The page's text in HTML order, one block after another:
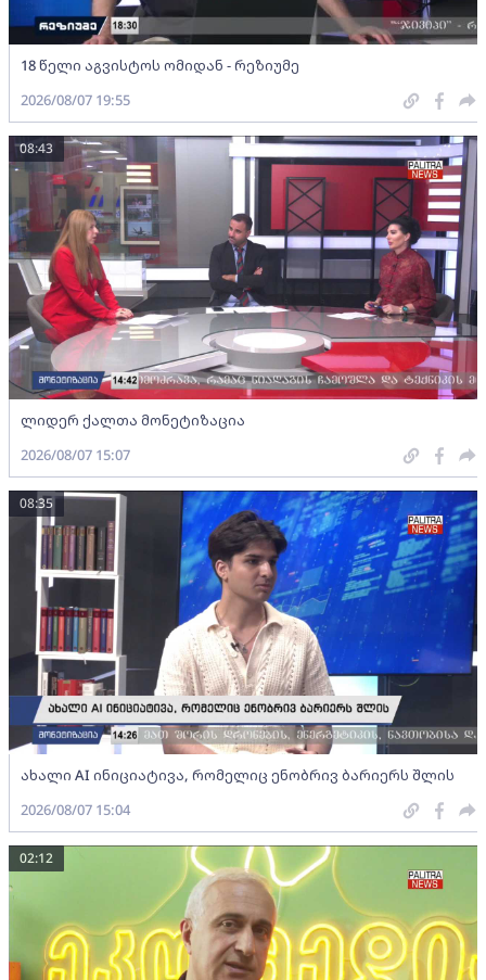
18 წელი აგვისტოს ომიდან - რეზიუმე
2026/08/07 19:55
ლიდერ ქალთა მონეტიზაცია
08:43
2026/08/07 15:07
ახალი AI ინიციატივა, რომელიც ენობრივ ბარიერს შლის
08:35
2026/08/07 15:04
02:12